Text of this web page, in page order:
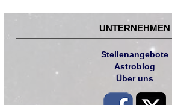
UNTERNEHMEN
Stellenangebote
Astroblog
Über uns